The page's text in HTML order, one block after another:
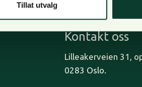
Tillat utvalg
Kontakt oss
Lilleakerveien 31,
0283 Oslo.